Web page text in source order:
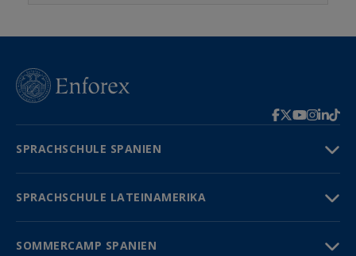
SPRACHSCHULE SPANIEN
SPRACHSCHULE LATEINAMERIKA
SOMMERCAMP SPANIEN